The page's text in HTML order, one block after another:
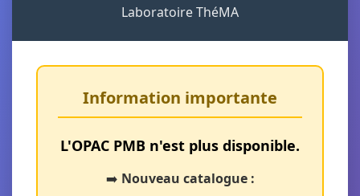
Laboratoire ThéMA
Information importante
L'OPAC PMB n'est plus disponible.
➡️ Nouveau catalogue :